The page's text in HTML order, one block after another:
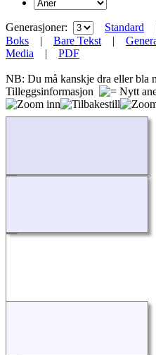
Generasjoner: Standard
Boks | Bare Tekst |
Media | PDF
NB: Du må kanskje dra eller bla
Tilleggsinformasjon